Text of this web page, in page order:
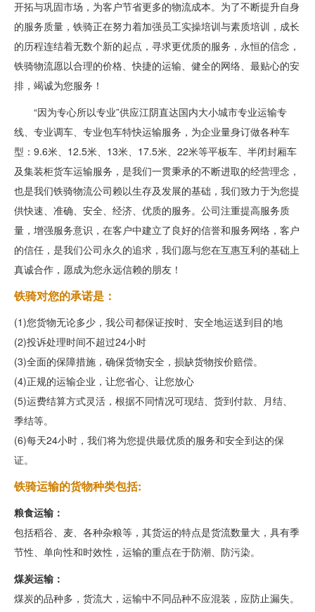
开拓与巩固市场，为客户节省更多的物流成本。为了不断提升自身
的服务质量，铁骑正在努力着加强员工实操培训与素质培训，成长
的历程连结着无数个新的起点，寻求更优质的服务，永恒的信念，
铁骑物流愿以合理的价格、快捷的运输、健全的网络、最贴心的安
排，竭诚为您服务！
“因为专心所以专业”供应江阴直达国内大小城市专业运输专
线、专业调车、专业包车特快运输服务，为企业量身订做各种车
型：9.6米、12.5米、13米、17.5米、22米等平板车、半闭封厢车
及集装柜货车运输服务，是我们一贯秉承的不断进取的经营理念，
也是我们铁骑物流公司赖以生存及发展的基础，我们致力于为您提
供快速、准确、安全、经济、优质的服务。公司注重提高服务质
量，增强服务意识，在客户中建立了良好的信誉和服务网络，客户
的信任，是我们公司永久的追求，我们愿与您在互惠互利的基础上
真诚合作，愿成为您永远信赖的朋友！
铁骑对您的承诺是：
(1)您货物无论多少，我公司都保证按时、安全地运送到目的地
(2)投诉处理时间不超过24小时
(3)全面的保障措施，确保货物安全，损缺货物按价赔偿。
(4)正规的运输企业，让您省心、让您放心
(5)运费结算方式灵活，根据不同情况可现结、货到付款、月结、
季结等。
(6)每天24小时，我们将为您提供最优质的服务和安全到达的保
证。
铁骑运输的货物种类包括:
粮食运输：
包括稻谷、麦、各种杂粮等，其货运的特点是货流数量大，具有季
节性、单向性和时效性，运输的重点在于防潮、防污染。
煤炭运输：
煤炭的品种多，货流大，运输中不同品种不应混装，应防止漏失。